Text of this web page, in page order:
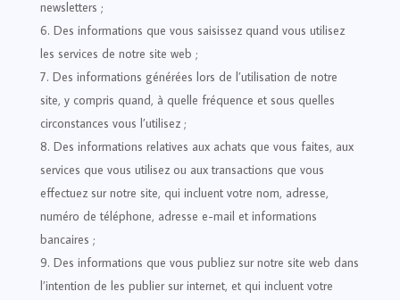
newsletters ;
Des informations que vous saisissez quand vous utilisez
les services de notre site web ;
Des informations générées lors de l’utilisation de notre
site, y compris quand, à quelle fréquence et sous quelles
circonstances vous l’utilisez ;
Des informations relatives aux achats que vous faites, aux
services que vous utilisez ou aux transactions que vous
effectuez sur notre site, qui incluent votre nom, adresse,
numéro de téléphone, adresse e-mail et informations
bancaires ;
Des informations que vous publiez sur notre site web dans
l’intention de les publier sur internet, et qui incluent votre